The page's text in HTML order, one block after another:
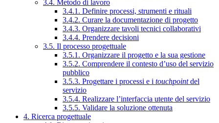
3.4. Metodo di lavoro
3.4.1. Definire processi, strumenti e rituali
3.4.2. Curare la documentazione di progetto
3.4.3. Organizzare tavoli tecnici collaborativi
3.4.4. Prendere decisioni
3.5. Il processo progettuale
3.5.1. Organizzare il progetto e la sua gestione
3.5.2. Comprendere il contesto d’uso del servizio
pubblico
3.5.3. Progettare i processi e i touchpointdel
servizio
3.5.4. Realizzare l’interfaccia utente del servizio
3.5.5. Validare la soluzione ottenuta
4. Ricerca progettuale